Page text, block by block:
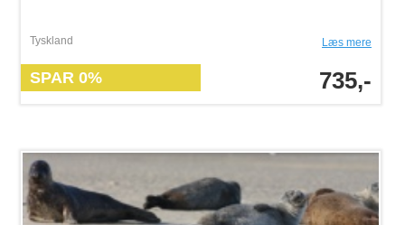
Tyskland Læs mere
SPAR 0% 735,-